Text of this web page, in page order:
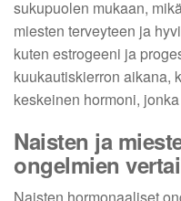
sukupuolen mukaan,
miesten terveyteen ja
kuten estrogeeni ja
kuukautiskierron aikana,
keskeinen hormoni,
Naisten ja
ongelmien